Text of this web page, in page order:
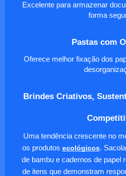
Excelente para armazenar
forma
Pastas com
Oferece melhor fixação dos
Brindes Criativos,
Uma tendência crescente no
os produtos ecológicos.
de bambu e cadernos de papel
de itens que demonstram